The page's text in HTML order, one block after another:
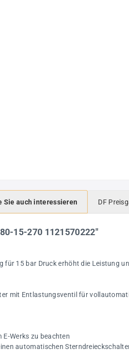
Sie auch interessieren DF
15-270 1121570222"
15 bar Druck erhöht die Leistung
mit Entlastungsventil für
Werks zu beachten
automatischen